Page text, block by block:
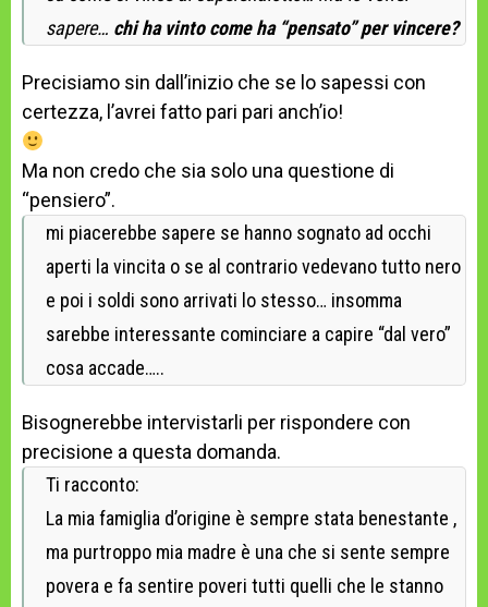
sapere… chi ha vinto come ha “pensato” per vincere?
Precisiamo sin dall’inizio che se lo sapessi con
certezza, l’avrei fatto pari pari anch’io!
Ma non credo che sia solo una questione di
“pensiero”.
mi piacerebbe sapere se hanno sognato ad occhi
aperti la vincita o se al contrario vedevano tutto nero
e poi i soldi sono arrivati lo stesso… insomma
sarebbe interessante cominciare a capire “dal vero”
cosa accade…..
Bisognerebbe intervistarli per rispondere con
precisione a questa domanda.
Ti racconto:
La mia famiglia d’origine è sempre stata benestante ,
ma purtroppo mia madre è una che si sente sempre
povera e fa sentire poveri tutti quelli che le stanno